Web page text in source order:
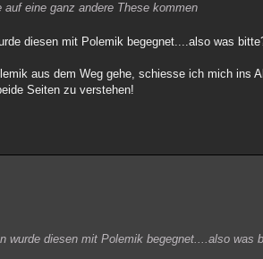
eine ganz andere These kommen
diesen mit Polemik begegnet....also was
aus dem Weg gehe, schiesse ich mich ins
Seiten zu verstehen!
wurde diesen mit Polemik begegnet....also was